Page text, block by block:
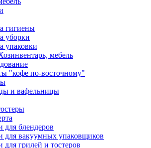
гигиены
уборки
упаковки
мебель
"кофе по-восточному"
и вафельницы
для блендеров
для вакуумных упаковщиков
для грилей и тостеров